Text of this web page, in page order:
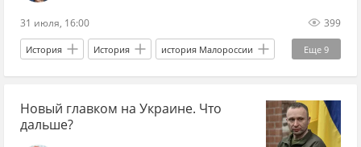
31 июля, 16:00 399
Еще 9
История История история Малороссии
Киев Россия Европа XIX век
XX век архитектура Российская империя
Новый главком на Украине. Что
дальше?